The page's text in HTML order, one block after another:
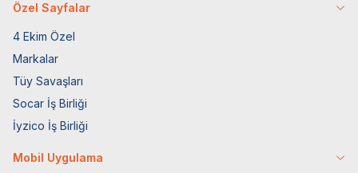
Özel Sayfalar
4 Ekim Özel
Markalar
Tüy Savaşları
Socar İş Birliği
İyzico İş Birliği
Mobil Uygulama